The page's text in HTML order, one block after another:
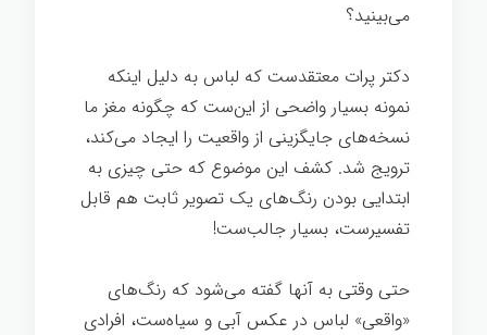
می‌بینید؟
دکتر پرات معتقدست که لباس به دلیل اینکه
نمونه بسیار واضحی از این‌ست که چگونه مغز ما
نسخه‌های جایگزینی از واقعیت را ایجاد می‌کند،
ترویج شد. کشف این موضوع که حتی چیزی به
ابتدایی بودن رنگ‌های یک تصویر ثابت هم قابل
تفسیرست، بسیار جالب‌ست!
حتی وقتی به آنها گفته می‌شود که رنگ‌های
«واقعی» لباس در عکس آبی و سیاه‌ست، افرادی